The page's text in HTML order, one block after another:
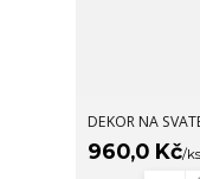
DEKOR NA
960,0 Kč/ks